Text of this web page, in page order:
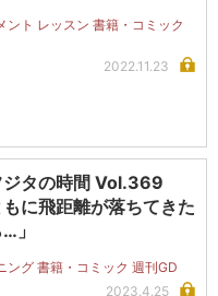
ント レッスン 書籍・コミック
2022.11.23
ジタの時間 Vol.369
もに飛距離が落ちてきた
」
ング 書籍・コミック 週刊GD
2023.4.25